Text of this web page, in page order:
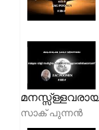
സാക് പുന്നൻ